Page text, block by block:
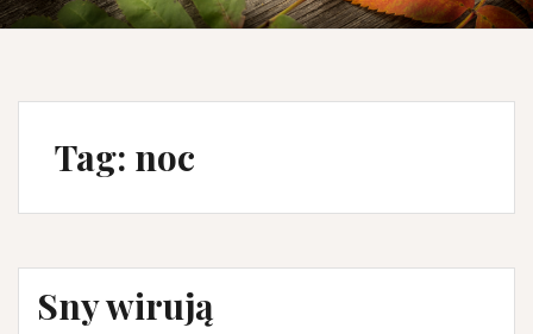
Tag: noc
Sny wirują